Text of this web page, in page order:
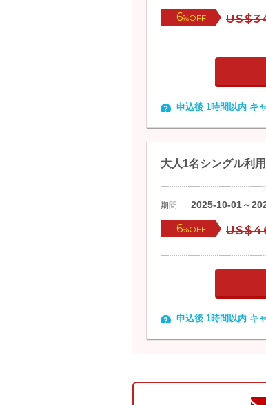
＊
・
・お
【
5:00
送迎可能な市内ホテ
1.
3.
6.
7.
10.
13.
14.
16.
6%OFF
申込後 1時間以内 キ
大人1名シングル利
期間 2025-10-01～
6%OFF
申込後 1時間以内 キ